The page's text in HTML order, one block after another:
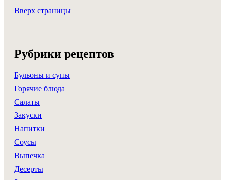
Вверх страницы
Рубрики рецептов
Бульоны и супы
Горячие блюда
Салаты
Закуски
Напитки
Соусы
Выпечка
Десерты